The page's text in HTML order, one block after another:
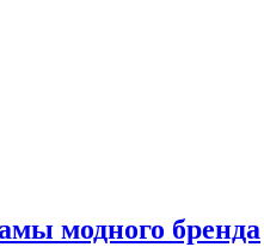
модного бренда